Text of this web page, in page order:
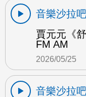
音樂沙拉吧
賈元元《
FM AM
2026/05/25
音樂沙拉吧